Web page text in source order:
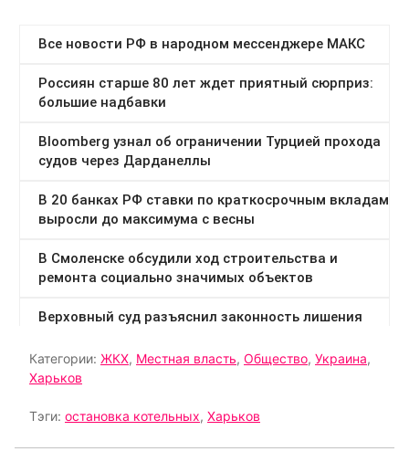
Категории: ЖКХ, Местная власть, Общество, Украина,
Харьков
Тэги: остановка котельных, Харьков